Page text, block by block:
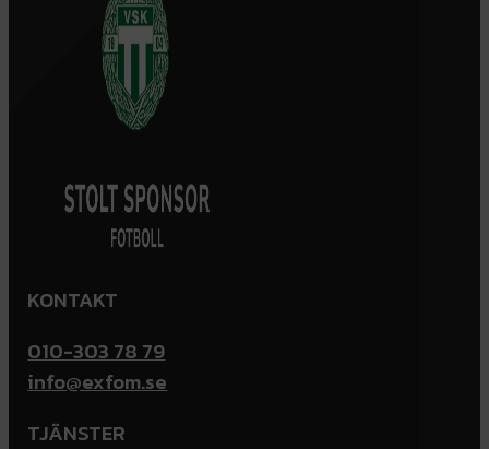
KONTAKT
010-303 78 79
info@exfom.se
TJÄNSTER